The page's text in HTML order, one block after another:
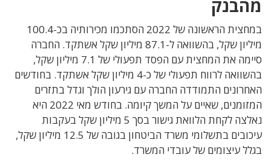
מהבנק
במחצית הראשונה של 2022 הסתכמו מכירותיה בכ-100.4
מיליון שקל, בהשוואה ל-87.1 מיליון שקל אשתקד. החברה
סיימה את המחצית עם הפסד תפעולי של 7.1 מיליון שקל,
בהשוואה לרווח תפעולי של כ-4 מיליון שקל אשתקד. בחודשים
האחרונים התמודדה החברה עם גירעון הולך וגדל בתזרים
המזומנים, שאיים על המשך קיומה. בחודש מאי 2022 היא
נאלצה לקחת הלוואת גישור בסך 5 מיליון שקל בעקבות
עיכובים בתשלומי משרד הביטחון בגובה של 12.5 מיליון שקל,
בגלל עיצומים של עובדי המשרד.